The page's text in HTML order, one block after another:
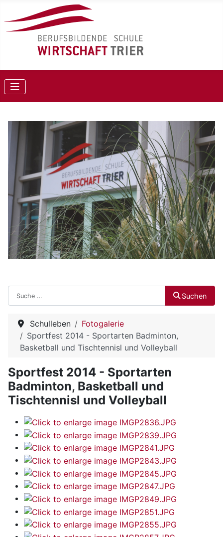
Suchen Suchen
Schulleben
Fotogalerie
Sportfest 2014 - Sportarten Badminton,
Basketball und Tischtennisl und Volleyball
Sportfest 2014 - Sportarten
Badminton, Basketball und
Tischtennisl und Volleyball